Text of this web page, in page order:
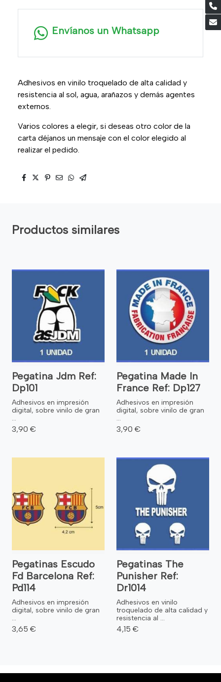
Envíanos un Whatsapp
Adhesivos en vinilo troquelado de alta calidad y
resistencia al sol, agua, arañazos y demás agentes
externos.
Varios colores a elegir, si deseas otro color de la
carta déjanos un mensaje con el color elegido al
realizar el pedido.
Productos similares
Pegatina Jdm Ref:
Dp101
Adhesivos en impresión
digital, sobre vinilo de gran
...
3,90 €
Pegatina Made In
France Ref: Dp127
Adhesivos en impresión
digital, sobre vinilo de gran
...
3,90 €
Pegatinas Escudo
Fd Barcelona Ref:
Pd114
Adhesivos en impresión
digital, sobre vinilo de gran
...
3,65 €
Pegatinas The
Punisher Ref:
Dr1014
Adhesivos en vinilo
troquelado de alta calidad y
resistencia al ...
4,15 €